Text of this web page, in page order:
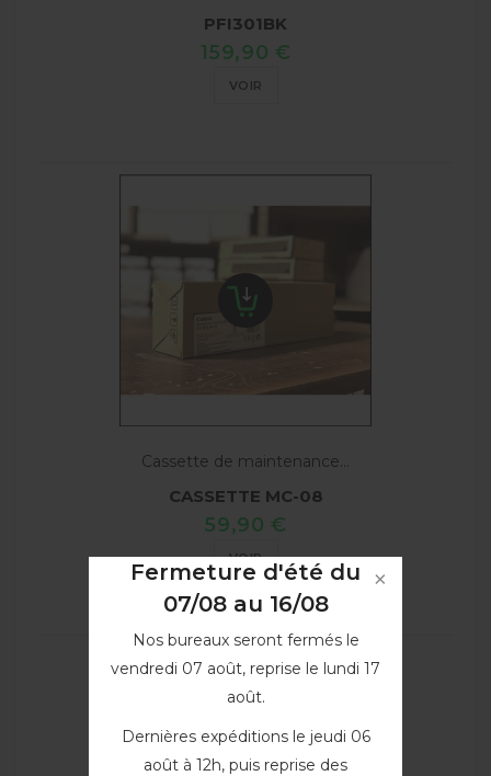
Fermeture d'été du
07/08 au 16/08
Nos bureaux seront fermés le
vendredi 07 août, reprise le lundi 17
août.
Dernières expéditions le jeudi 06
août à 12h, puis reprise des
PFI301BK
159,90 €
VOIR
Cassette de maintenance...
CASSETTE MC-08
59,90 €
VOIR